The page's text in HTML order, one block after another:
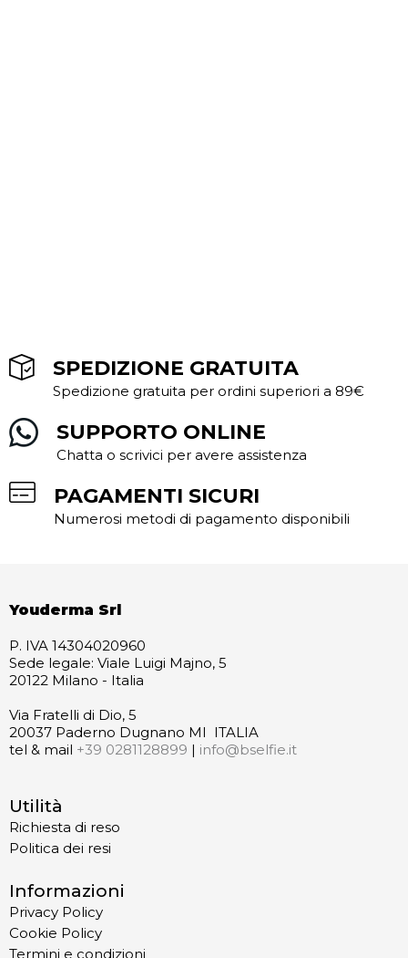
SPEDIZIONE GRATUITA
Spedizione gratuita per ordini superiori a 89€
SUPPORTO ONLINE
Chatta o scrivici per avere assistenza
PAGAMENTI SICURI
Numerosi metodi di pagamento disponibili
Youderma Srl
P. IVA 14304020960
Sede legale: Viale Luigi Majno, 5
20122 Milano - Italia
Via Fratelli di Dio, 5
20037 Paderno Dugnano MI ITALIA
tel & mail +39 0281128899 | info@bselfie.it
Utilità
Richiesta di reso
Politica dei resi
Informazioni
Privacy Policy
Cookie Policy
Termini e condizioni